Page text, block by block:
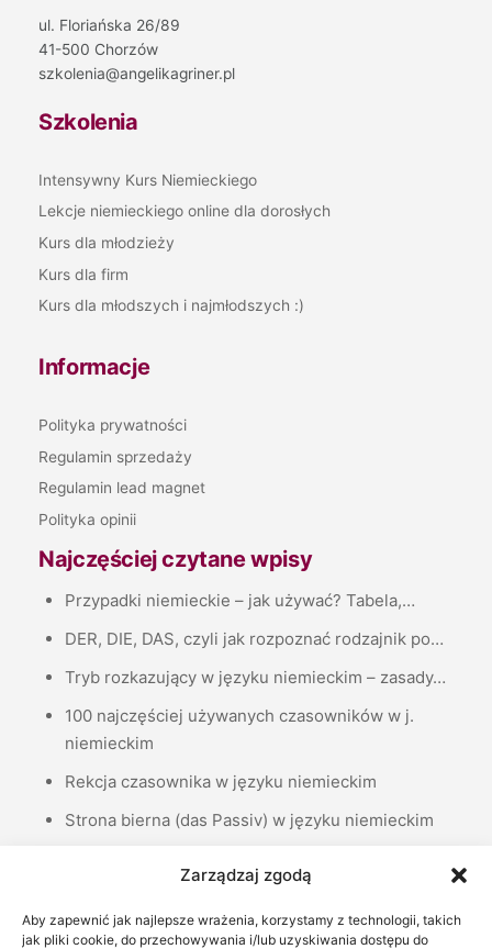
Zarządzaj zgodą
Aby zapewnić jak najlepsze wrażenia, korzystamy z technologii, takich
jak pliki cookie, do przechowywania i/lub uzyskiwania dostępu do
ul. Floriańska 26/89
41-500 Chorzów
szkolenia@angelikagriner.pl
Szkolenia
Intensywny Kurs Niemieckiego
Lekcje niemieckiego online dla dorosłych
Kurs dla młodzieży
Kurs dla firm
Kurs dla młodszych i najmłodszych :)
Informacje
Polityka prywatności
Regulamin sprzedaży
Regulamin lead magnet
Polityka opinii
Najczęściej czytane wpisy
Przypadki niemieckie – jak używać? Tabela,…
DER, DIE, DAS, czyli jak rozpoznać rodzajnik po…
Tryb rozkazujący w języku niemieckim – zasady…
100 najczęściej używanych czasowników w j.
niemieckim
Rekcja czasownika w języku niemieckim
Strona bierna (das Passiv) w języku niemieckim
Życzenia noworoczne po niemiecku – 37